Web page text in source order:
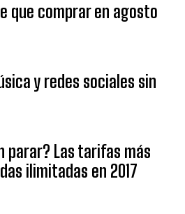
que comprar en agosto
y redes sociales sin
parar? Las tarifas más
ilimitadas en 2017